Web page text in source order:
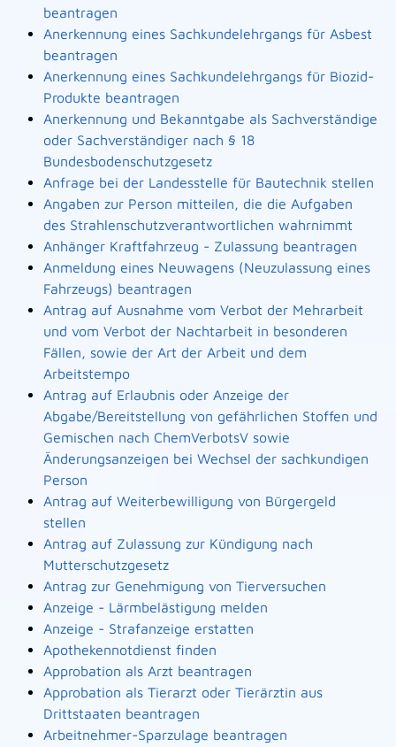
beantragen
Anerkennung eines Sachkundelehrgangs für Asbest
beantragen
Anerkennung eines Sachkundelehrgangs für Biozid-
Produkte beantragen
Anerkennung und Bekanntgabe als Sachverständige
oder Sachverständiger nach § 18
Bundesbodenschutzgesetz
Anfrage bei der Landesstelle für Bautechnik stellen
Angaben zur Person mitteilen, die die Aufgaben
des Strahlenschutzverantwortlichen wahrnimmt
Anhänger Kraftfahrzeug - Zulassung beantragen
Anmeldung eines Neuwagens (Neuzulassung eines
Fahrzeugs) beantragen
Antrag auf Ausnahme vom Verbot der Mehrarbeit
und vom Verbot der Nachtarbeit in besonderen
Fällen, sowie der Art der Arbeit und dem
Arbeitstempo
Antrag auf Erlaubnis oder Anzeige der
Abgabe/Bereitstellung von gefährlichen Stoffen und
Gemischen nach ChemVerbotsV sowie
Änderungsanzeigen bei Wechsel der sachkundigen
Person
Antrag auf Weiterbewilligung von Bürgergeld
stellen
Antrag auf Zulassung zur Kündigung nach
Mutterschutzgesetz
Antrag zur Genehmigung von Tierversuchen
Anzeige - Lärmbelästigung melden
Anzeige - Strafanzeige erstatten
Apothekennotdienst finden
Approbation als Arzt beantragen
Approbation als Tierarzt oder Tierärztin aus
Drittstaaten beantragen
Arbeitnehmer-Sparzulage beantragen